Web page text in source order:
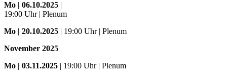
Mo | 06.10.2025 |
19:00 Uhr | Plenum
Mo | 20.10.2025 | 19:00 Uhr | Plenum
November 2025
Mo | 03.11.2025 | 19:00 Uhr | Plenum